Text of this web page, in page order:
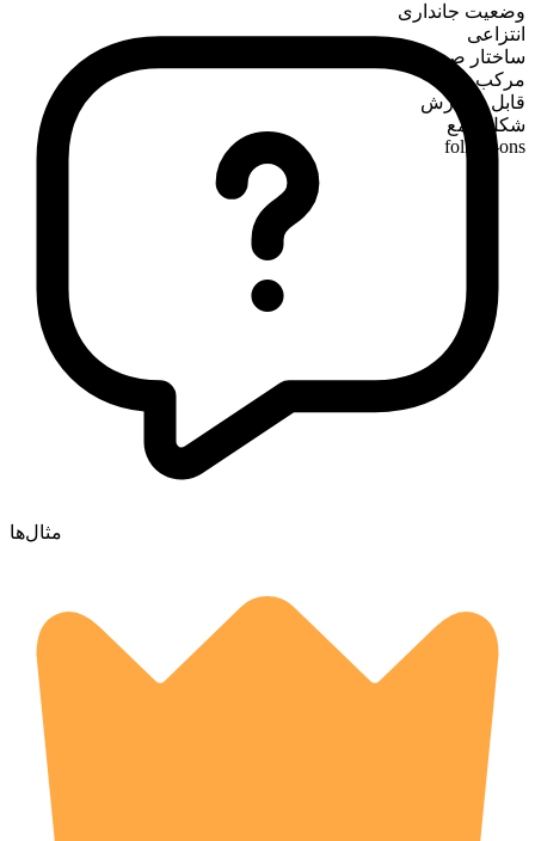
وضعیت جانداری
انتزاعی
ساختار صرفی
مرکب
قابل شمارش
شکل جمع
follow-ons
مثال‌ها